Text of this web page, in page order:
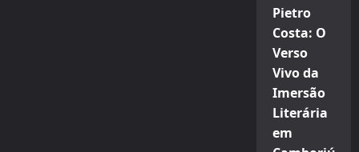
Pietro
Costa: O
Verso
Vivo da
Imersão
Literária
em